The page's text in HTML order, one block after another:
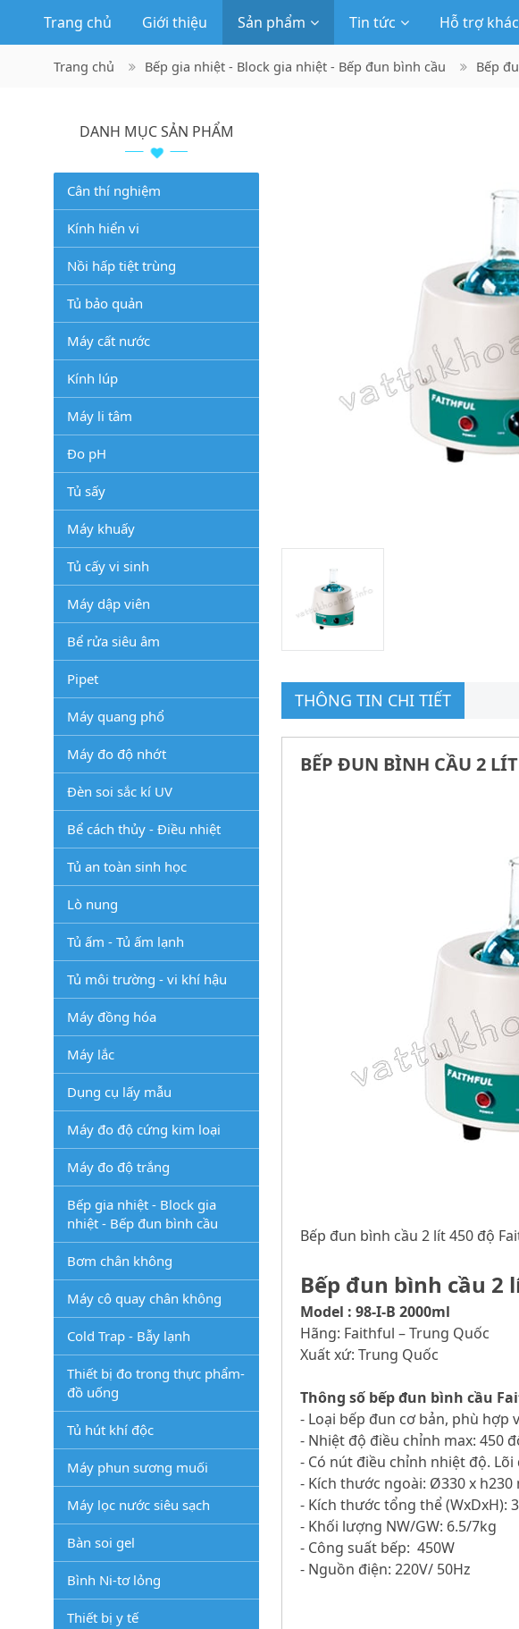
Trang chủ Giới thiệu Sản phẩm Tin tức Hỗ trợ
Trang chủ Bếp gia nhiệt - Block gia nhiệt - Bếp đun bình cầu Bếp
THÔNG TIN CHI TIẾT
BẾP ĐUN BÌNH CẦU 2
Bếp đun bình cầu 2 lít 450 độ
Bếp đun bình cầu 2
Model : 98-I-B 2000ml
Hãng: Faithful – Trung Quốc
Xuất xứ: Trung Quốc
Thông số bếp đun bình cầu
- Loại bếp đun cơ bản, phù hợp
- Nhiệt độ điều chỉnh max: 450
- Có nút điều chỉnh nhiệt độ.
- Kích thước ngoài: Ø330 x h230
- Kích thước tổng thể (WxDxH):
- Khối lượng NW/GW: 6.5/7kg
- Công suất bếp: 450W
- Nguồn điện: 220V/ 50Hz
DANH MỤC SẢN PHẨM
Cân thí nghiệm
Kính hiển vi
Nồi hấp tiệt trùng
Tủ bảo quản
Máy cất nước
Kính lúp
Máy li tâm
Đo pH
Tủ sấy
Máy khuấy
Tủ cấy vi sinh
Máy dập viên
Bể rửa siêu âm
Pipet
Máy quang phổ
Máy đo độ nhớt
Đèn soi sắc kí UV
Bể cách thủy - Điều nhiệt
Tủ an toàn sinh học
Lò nung
Tủ ấm - Tủ ấm lạnh
Tủ môi trường - vi khí hậu
Máy đồng hóa
Máy lắc
Dụng cụ lấy mẫu
Máy đo độ cứng kim loại
Máy đo độ trắng
Bếp gia nhiệt - Block gia
nhiệt - Bếp đun bình cầu
Bơm chân không
Máy cô quay chân không
Cold Trap - Bẫy lạnh
Thiết bị đo trong thực phẩm-
đồ uống
Tủ hút khí độc
Máy phun sương muối
Máy lọc nước siêu sạch
Bàn soi gel
Bình Ni-tơ lỏng
Thiết bị y tế